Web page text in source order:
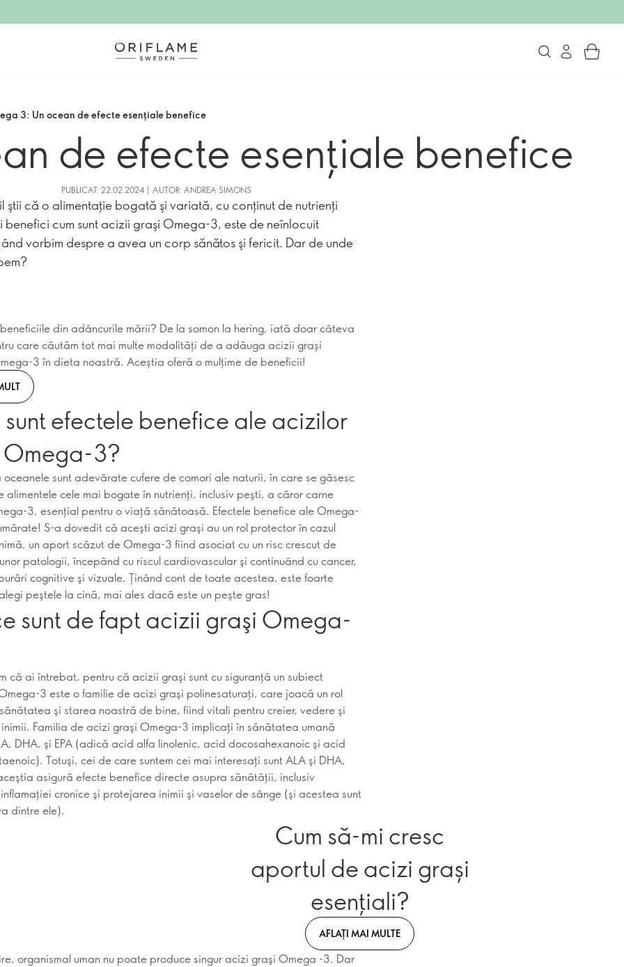
3: Un ocean de efecte esenţiale benefice
de efecte esenţiale benefice
PUBLICAT: 22.02.2024 | AUTOR: ANDREA SIMONS
ştii că o alimentaţie bogată şi variată, cu conţinut de nutrienţi
benefici cum sunt acizii graşi Omega-3, este de neînlocuit
vorbim despre a avea un corp sănătos şi fericit. Dar de unde
din adâncurile mării? De la somon la hering, iată doar câteva
care căutăm tot mai multe modalități de a adăuga acizii grași
3 în dieta noastră. Aceștia oferă o mulțime de beneficii!
efectele benefice ale acizilor
3?
oceanele sunt adevărate cufere de comori ale naturii, în care se găsesc
alimentele cele mai bogate în nutrienţi, inclusiv peşti, a căror carne
3, esenţial pentru o viaţă sănătoasă. Efectele benefice ale Omega-
S-a dovedit că aceşti acizi graşi au un rol protector în cazul
un aport scăzut de Omega-3 fiind asociat cu un risc crescut de
patologii, începând cu riscul cardiovascular şi continuând cu cancer,
cognitive şi vizuale. Ţinând cont de toate acestea, este foarte
peştele la cină, mai ales dacă este un peşte gras!
sunt de fapt acizii graşi Omega-
că ai întrebat, pentru că acizii graşi sunt cu siguranţă un subiect
3 este o familie de acizi graşi polinesaturaţi, care joacă un rol
şi starea noastră de bine, fiind vitali pentru creier, vedere şi
Familia de acizi graşi Omega-3 implicaţi în sănătatea umană
DHA, şi EPA (adică acid alfa linolenic, acid docosahexanoic şi acid
Totuşi, cei de care suntem cei mai interesaţi sunt ALA şi DHA,
asigură efecte benefice directe asupra sănătăţii, inclusiv
cronice şi protejarea inimii şi vaselor de sânge (şi acestea sunt
dintre ele).
Cum să-mi cresc
aportul de acizi grași
esențiali?
AFLAȚI MAI MULTE
organismal uman nu poate produce singur acizi graşi Omega -3. Dar